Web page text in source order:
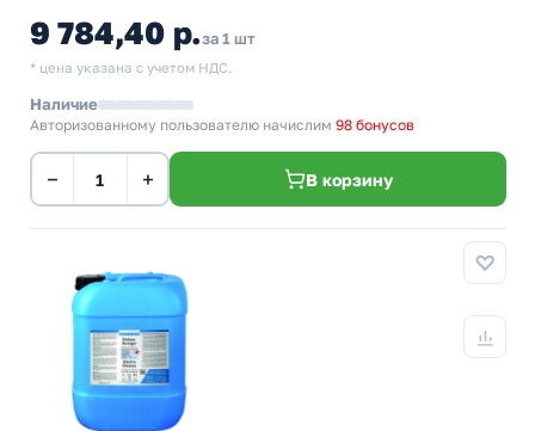
9 784,40 р.за 1 шт
* цена указана с учетом НДС.
Наличие
Авторизованному пользователю начислим 98 бонусов
− + В корзину